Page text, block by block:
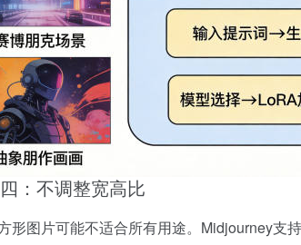
：不调整宽高比
形图片可能不适合所有用途。Midjourney支